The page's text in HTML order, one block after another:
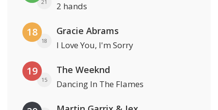
21 2 hands
18
18
Gracie Abrams
I Love You, I'm Sorry
19
15
The Weeknd
Dancing In The Flames